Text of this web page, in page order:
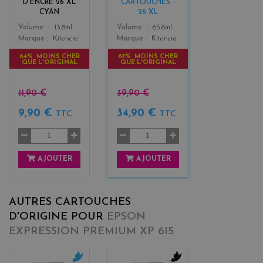
D'ENCRE 26 XL
CYAN
Color
Volume
13.8ml
Marque
Kitencre
64% MOINS CHER
QUE L'ORIGINAL
11,90 €
9,90 € TTC
AJOUTER
CARTOUCHES -
26 XL
Color
Volume
65.8ml
Marque
Kitencre
67% MOINS CHER
QUE L'ORIGINAL
39,90 €
34,90 € TTC
AJOUTER
AUTRES CARTOUCHES
D'ORIGINE POUR EPSON
EXPRESSION PREMIUM XP 615